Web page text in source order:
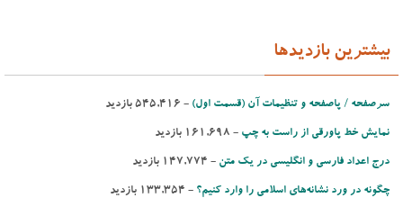
بیشترین بازدیدها
سرصفحه / پاصفحه و تنظیمات آن (قسمت اول) - ‌545,416 بازدید
نمایش خط پاورقی از راست به چپ - ‌161,698 بازدید
درج اعداد فارسی و انگلیسی در یك متن - ‌147,774 بازدید
چگونه در ورد نشانه‌های اسلامی را وارد کنیم؟ - ‌133,354 بازدید